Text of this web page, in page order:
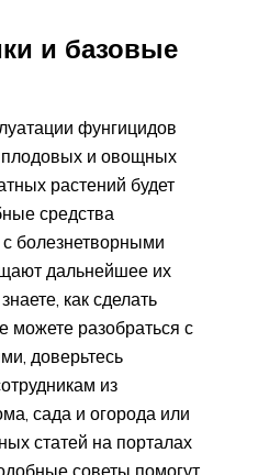
и базовые
фунгицидов
и овощных
растений будет
средства
болезнетворными
дальнейшее их
как сделать
можете разобраться с
доверьтесь
из
сада и огорода или
статей на порталах